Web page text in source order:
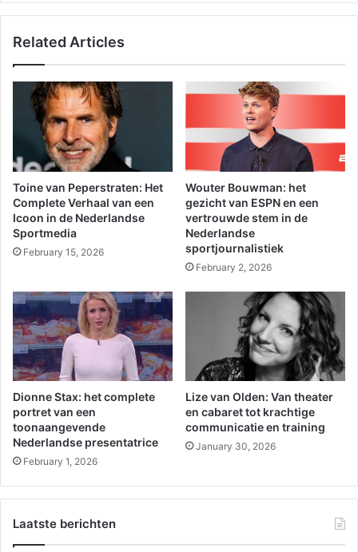
Related Articles
Toine van Peperstraten: Het
Complete Verhaal van een
Icoon in de Nederlandse
Sportmedia
February 15, 2026
Wouter Bouwman: het
gezicht van ESPN en een
vertrouwde stem in de
Nederlandse
sportjournalistiek
February 2, 2026
Dionne Stax: het complete
portret van een
toonaangevende
Nederlandse presentatrice
February 1, 2026
Lize van Olden: Van theater
en cabaret tot krachtige
communicatie en training
January 30, 2026
Laatste berichten